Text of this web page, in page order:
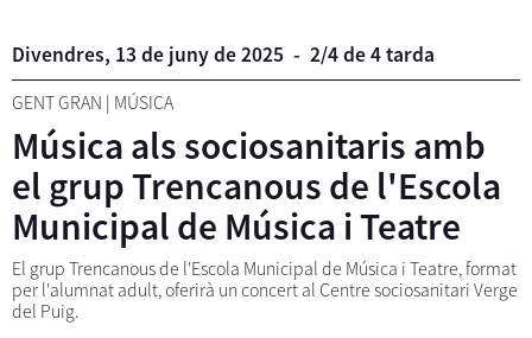
Divendres, 13 de junyde2025 - 2/4 de 4 tarda
GENT GRAN | MÚSICA
Música als sociosanitaris amb
el grup Trencanous de l'Escola
Municipal de Música i Teatre
El grup Trencanous de l'Escola Municipal de Música i Teatre, format
per l'alumnat adult, oferirà un concert al Centre sociosanitari Verge
del Puig.